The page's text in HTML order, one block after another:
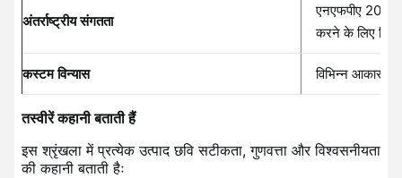
अंतर्राष्ट्रीय संगतता
एनएफपीए
करने के लिए
कस्टम विन्यास विभिन्न आकारों
तस्वीरें कहानी बताती हैं
इस श्रृंखला में प्रत्येक उत्पाद छवि सटीकता, गुणवत्ता और विश्वसनीयता
की कहानी बताती हैः